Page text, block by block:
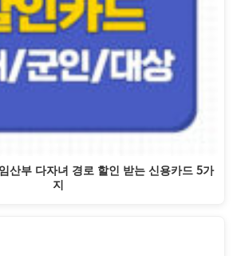
산부 다자녀 경로 할인 받는 신용카드 5가
지